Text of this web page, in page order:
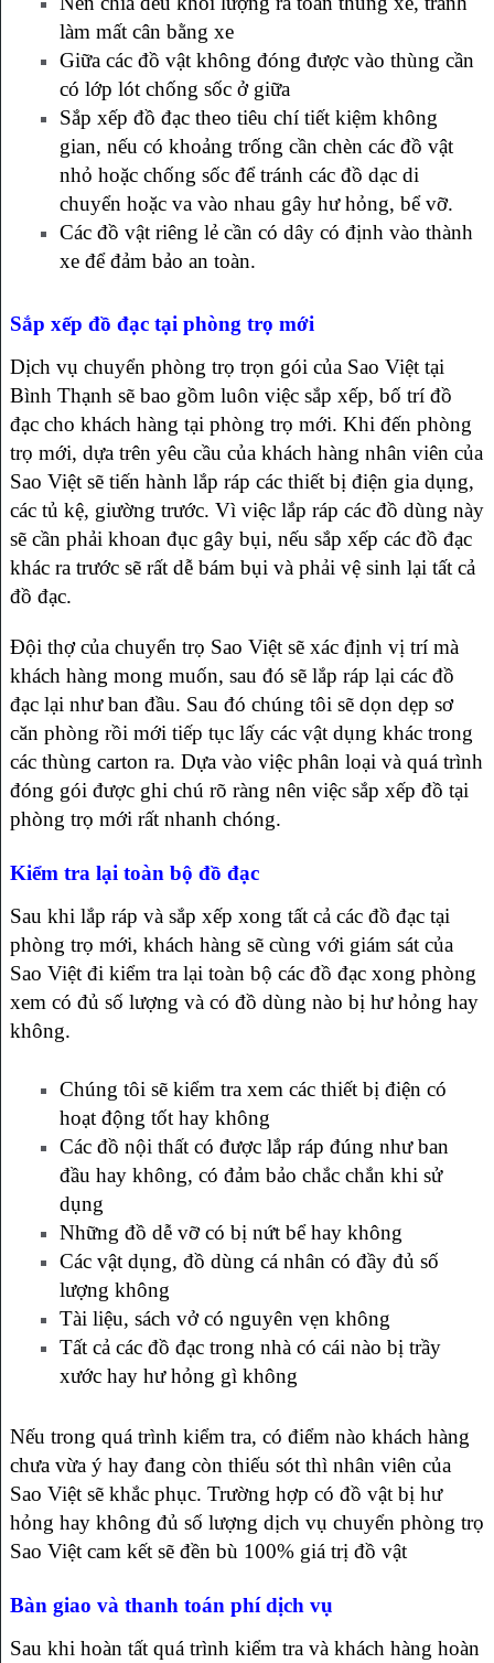
làm mất cân bằng xe
Giữa các đồ vật không đóng được vào thùng cần
có lớp lót chống sốc ở giữa
Sắp xếp đồ đạc theo tiêu chí tiết kiệm không
gian, nếu có khoảng trống cần chèn các đồ vật
nhỏ hoặc chống sốc để tránh các đồ dạc di
chuyển hoặc va vào nhau gây hư hỏng, bể vỡ.
Các đồ vật riêng lẻ cần có dây có định vào thành
xe để đảm bảo an toàn.
Sắp xếp đồ đạc tại phòng trọ mới
Dịch vụ chuyển phòng trọ trọn gói của Sao Việt tại
Bình Thạnh sẽ bao gồm luôn việc sắp xếp, bố trí đồ
đạc cho khách hàng tại phòng trọ mới. Khi đến phòng
trọ mới, dựa trên yêu cầu của khách hàng nhân viên của
Sao Việt sẽ tiến hành lắp ráp các thiết bị điện gia dụng,
các tủ kệ, giường trước. Vì việc lắp ráp các đồ dùng này
sẽ cần phải khoan đục gây bụi, nếu sắp xếp các đồ đạc
khác ra trước sẽ rất dễ bám bụi và phải vệ sinh lại tất cả
đồ đạc.
Đội thợ của chuyển trọ Sao Việt sẽ xác định vị trí mà
khách hàng mong muốn, sau đó sẽ lắp ráp lại các đồ
đạc lại như ban đầu. Sau đó chúng tôi sẽ dọn dẹp sơ
căn phòng rồi mới tiếp tục lấy các vật dụng khác trong
các thùng carton ra. Dựa vào việc phân loại và quá trình
đóng gói được ghi chú rõ ràng nên việc sắp xếp đồ tại
phòng trọ mới rất nhanh chóng.
Kiểm tra lại toàn bộ đồ đạc
Sau khi lắp ráp và sắp xếp xong tất cả các đồ đạc tại
phòng trọ mới, khách hàng sẽ cùng với giám sát của
Sao Việt đi kiểm tra lại toàn bộ các đồ đạc xong phòng
xem có đủ số lượng và có đồ dùng nào bị hư hỏng hay
không.
Chúng tôi sẽ kiểm tra xem các thiết bị điện có
hoạt động tốt hay không
Các đồ nội thất có được lắp ráp đúng như ban
đầu hay không, có đảm bảo chắc chắn khi sử
dụng
Những đồ dễ vỡ có bị nứt bể hay không
Các vật dụng, đồ dùng cá nhân có đầy đủ số
lượng không
Tài liệu, sách vở có nguyên vẹn không
Tất cả các đồ đạc trong nhà có cái nào bị trầy
xước hay hư hỏng gì không
Nếu trong quá trình kiểm tra, có điểm nào khách hàng
chưa vừa ý hay đang còn thiếu sót thì nhân viên của
Sao Việt sẽ khắc phục. Trường hợp có đồ vật bị hư
hỏng hay không đủ số lượng dịch vụ chuyển phòng trọ
Sao Việt cam kết sẽ đền bù 100% giá trị đồ vật
Bàn giao và thanh toán phí dịch vụ
Sau khi hoàn tất quá trình kiểm tra và khách hàng hoàn